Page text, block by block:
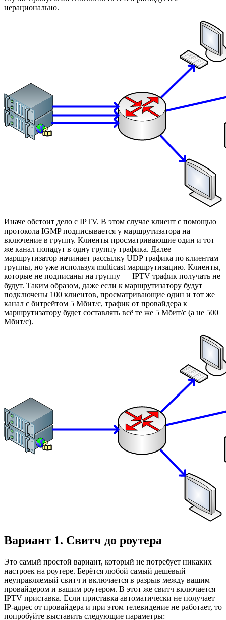
нерационально.
Иначе обстоит дело с IPTV. В этом случае клиент с помощью
протокола IGMP подписывается у маршрутизатора на
включение в группу. Клиенты просматривающие один и тот
же канал попадут в одну группу трафика. Далее
маршрутизатор начинает рассылку UDP трафика по клиентам
группы, но уже используя multicast маршрутизацию. Клиенты,
которые не подписаны на группу — IPTV трафик получать не
будут. Таким образом, даже если к маршрутизатору будут
подключены 100 клиентов, просматривающие один и тот же
канал с битрейтом 5 Мбит/с, трафик от провайдера к
маршрутизатору будет составлять всё те же 5 Мбит/с (а не 500
Мбит/с).
Вариант 1. Свитч до роутера
Это самый простой вариант, который не потребует никаких
настроек на роутере. Берётся любой самый дешёвый
неуправляемый свитч и включается в разрыв между вашим
провайдером и вашим роутером. В этот же свитч включается
IPTV приставка. Если приставка автоматически не получает
IP-адрес от провайдера и при этом телевидение не работает, то
попробуйте выставить следующие параметры: